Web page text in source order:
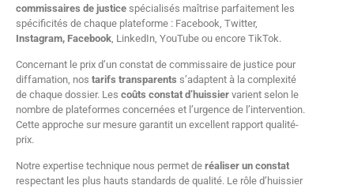
commissaires de justice spécialisés maîtrise parfaitement les
spécificités de chaque plateforme : Facebook, Twitter,
Instagram, Facebook , LinkedIn, YouTube ou encore TikTok.
Concernant le prix d’un constat de commissaire de justice pour
diffamation, nos tarifs transparents s’adaptent à la complexité
de chaque dossier. Les coûts constat d’huissier varient selon le
nombre de plateformes concernées et l’urgence de l’intervention.
Cette approche sur mesure garantit un excellent rapport qualité-
prix.
Notre expertise technique nous permet de réaliser un constat
respectant les plus hauts standards de qualité. Le rôle d’huissier